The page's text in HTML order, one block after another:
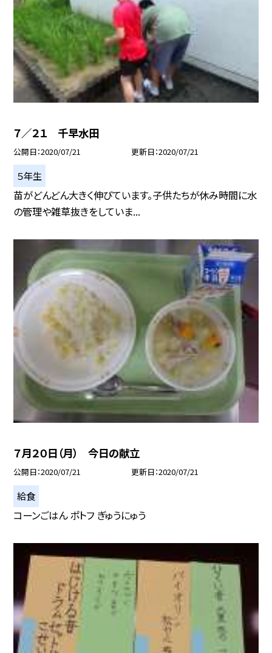
７／２１ 千早水田
公開日 2020/07/21 更新日 2020/07/21
５年生
苗がどんどん大きく伸びています。子供たちが休み時間に水
の管理や雑草抜きをしていま...
７月２０日（月） 今日の献立
公開日 2020/07/21 更新日 2020/07/21
給食
コーンごはん ポトフ ぎゅうにゅう